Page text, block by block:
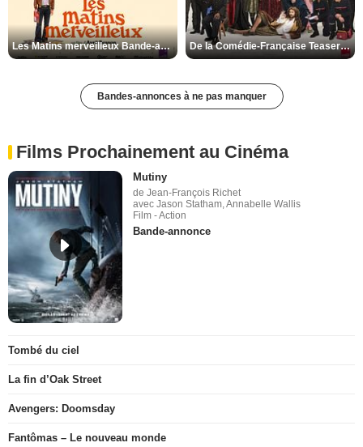
Les Matins merveilleux Bande-annonce VF De la Comédie-Française Teaser VF
Bandes-annonces à ne pas manquer
Films Prochainement au Cinéma
Mutiny
de Jean-François Richet
avec Jason Statham, Annabelle Wallis
Film - Action
Bande-annonce
Tombé du ciel
La fin d’Oak Street
Avengers: Doomsday
Fantômas – Le nouveau monde